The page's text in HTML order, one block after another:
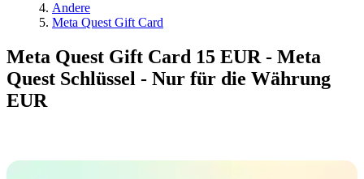
Andere
Meta Quest Gift Card
Meta Quest Gift Card 15 EUR - Meta
Quest Schlüssel - Nur für die Währung
EUR